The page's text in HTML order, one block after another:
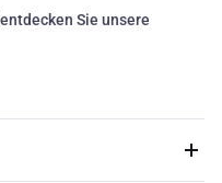
Sie unsere